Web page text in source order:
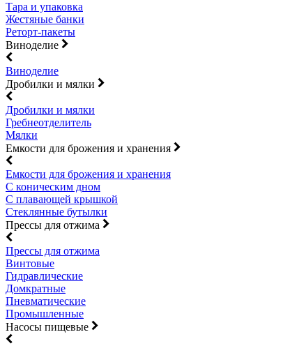
Тара и упаковка
Жестяные банки
Реторт-пакеты
Виноделие
Виноделие
Дробилки и мялки
Дробилки и мялки
Гребнеотделитель
Мялки
Емкости для брожения и хранения
Емкости для брожения и хранения
С коническим дном
С плавающей крышкой
Стеклянные бутылки
Прессы для отжима
Прессы для отжима
Винтовые
Гидравлические
Домкратные
Пневматические
Промышленные
Насосы пищевые